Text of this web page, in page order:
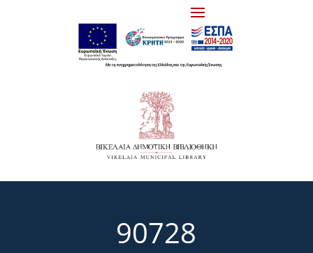
90728